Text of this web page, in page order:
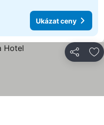
Ukázat ceny
Sdílet